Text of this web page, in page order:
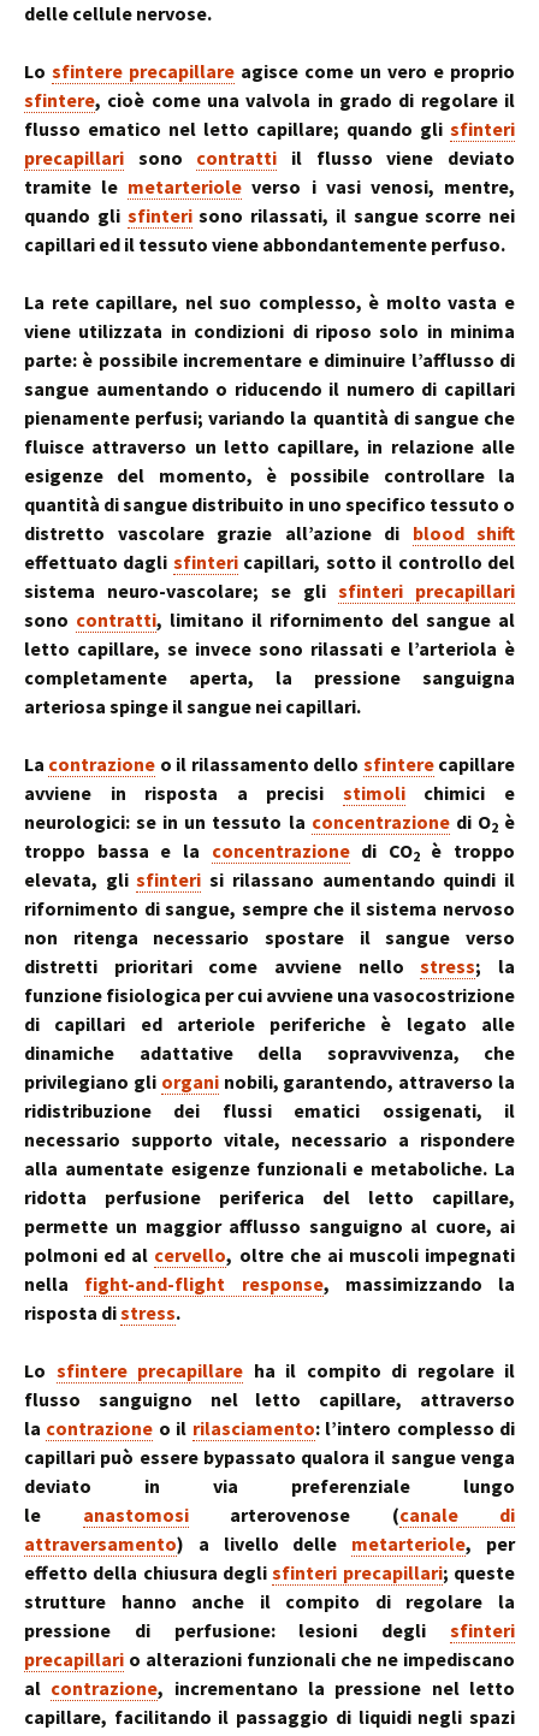
delle cellule nervose.
Lo sfintere precapillare agisce come un vero e proprio
sfintere, cioè come una valvola in grado di regolare il
flusso ematico nel letto capillare; quando gli sfinteri
precapillari sono contratti il flusso viene deviato
tramite le metarteriole verso i vasi venosi, mentre,
quando gli sfinterisono rilassati, il sangue scorre nei
capillari ed il tessuto viene abbondantemente perfuso.
La rete capillare, nel suo complesso, è molto vasta e
viene utilizzata in condizioni di riposo solo in minima
parte: è possibile incrementare e diminuire l’afflusso di
sangue aumentando o riducendo il numero di capillari
pienamente perfusi; variando la quantità di sangue che
fluisce attraverso un letto capillare, in relazione alle
esigenze del momento, è possibile controllare la
quantità di sangue distribuito in uno specifico tessuto o
distretto vascolare grazie all’azione di blood shift
effettuato dagli sfintericapillari, sotto il controllo del
sistema neuro-vascolare; se gli sfinteri precapillari
sono contratti, limitano il rifornimento del sangue al
letto capillare, se invece sono rilassati e l’arteriola è
completamente aperta, la pressione sanguigna
arteriosa spinge il sangue nei capillari.
La contrazione o il rilassamento dello sfinterecapillare
avviene in risposta a precisi stimolichimici e
neurologici: se in un tessuto la concentrazionedi O2è
troppo bassa e la concentrazionedi CO2è troppo
elevata, glisfinteri si rilassano aumentando quindi il
rifornimento di sangue, sempre che il sistema nervoso
non ritenga necessario spostare il sangue verso
distretti prioritari come avviene nellostress; la
funzione fisiologica per cui avviene una vasocostrizione
di capillari ed arteriole periferiche è legato alle
dinamiche adattative della sopravvivenza, che
privilegiano gli organinobili, garantendo, attraverso la
ridistribuzione dei flussi ematici ossigenati, il
necessario supporto vitale, necessario a rispondere
alla aumentate esigenze funzionali e metaboliche. La
ridotta perfusione periferica del letto capillare,
permette un maggior afflusso sanguigno al cuore, ai
polmoni ed al cervello, oltre che ai muscoli impegnati
nella fight-and-flight response, massimizzando la
risposta distress.
Lo sfintere precapillare ha il compito di regolare il
flusso sanguigno nel letto capillare, attraverso
la contrazione o il rilasciamento: l’intero complesso di
capillari può essere bypassato qualora il sangue venga
deviato in via preferenziale lungo
le anastomosiarterovenose (canale di
attraversamento) a livello delle metarteriole, per
effetto della chiusura deglisfinteri precapillari; queste
strutture hanno anche il compito di regolare la
pressione di perfusione: lesioni degli sfinteri
precapillari o alterazioni funzionali che ne impediscano
al contrazione, incrementano la pressione nel letto
capillare, facilitando il passaggio di liquidi negli spazi